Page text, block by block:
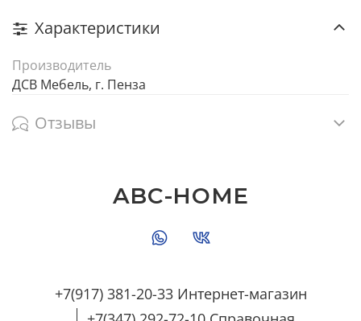
Характеристики
Производитель
ДСВ Мебель, г. Пенза
Отзывы
+7(917) 381-20-33 Интернет-магазин
ABC-HOME